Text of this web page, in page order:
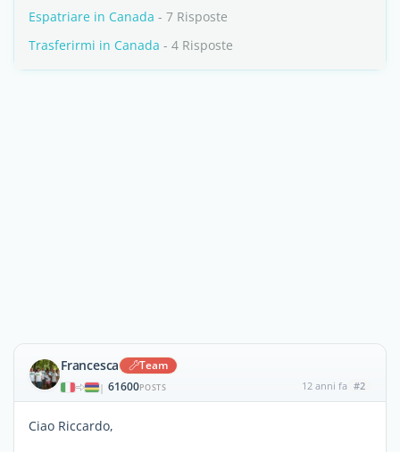
Espatriare in Canada - 7 Risposte
Trasferirmi in Canada - 4 Risposte
Francesca Team
| 61600POSTS 12 anni fa #2
Ciao Riccardo,